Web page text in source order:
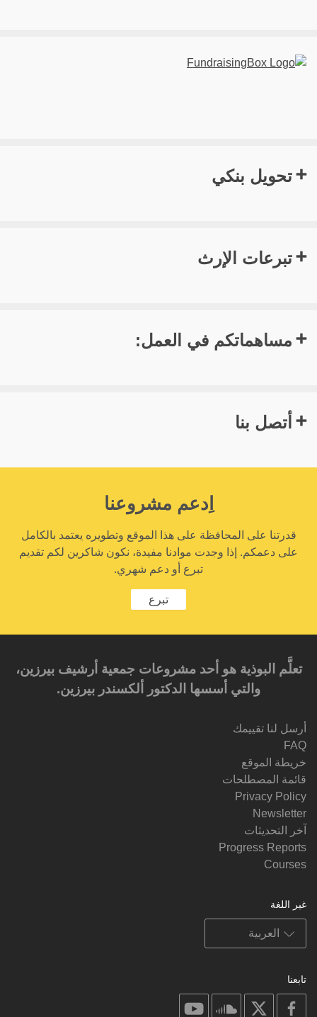
تحويل بنكي
تبرعات الإرث
مساهماتكم في العمل:
أتصل بنا
اِدعم مشروعنا
قدرتنا على المحافظة على هذا الموقع وتطويره يعتمد بالكامل
على دعمكم. إذا وجدت موادنا مفيدة، نكون شاكرين لكم تقديم
تبرع أو دعم شهري.
تبرع
تعلَّم البوذية هو أحد مشروعات جمعية أرشيف بيرزين،
والتي أسسها الدكتور ألكسندر بيرزين.‎‎
أرسل لنا تقييمك
FAQ
خريطة الموقع
قائمة المصطلحات
Privacy Policy
Newsletter
آخر التحديثات
Progress Reports
Courses
غير اللغة
تابعنا
facebook
soundcloud